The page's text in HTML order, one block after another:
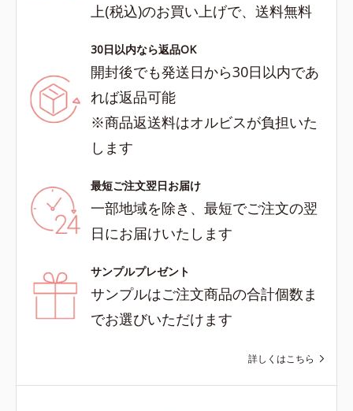
上(税込)のお買い上げで、送料無料
30日以内なら返品OK
開封後でも発送日から30日以内であ
れば返品可能
※商品返送料はオルビスが負担いた
します
最短ご注文翌日お届け
一部地域を除き、最短でご注文の翌
日にお届けいたします
サンプルプレゼント
サンプルはご注文商品の合計個数ま
でお選びいただけます
詳しくはこちら